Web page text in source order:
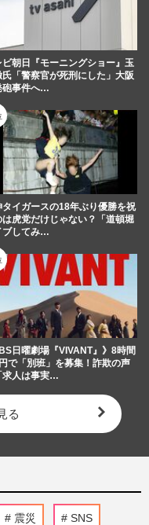
ビ朝日『モーニングショー』玉
氏「警察官が死刑にした」大阪
砲事件へ…
タイガースの18年ぶり優勝を祝
は虎党だけじゃない？「道頓堀
ブしてみ…
日曜劇場『VIVANT』》8時間
で「別班」を募集！詐欺の声
求人は事実…
る
震災 SNS